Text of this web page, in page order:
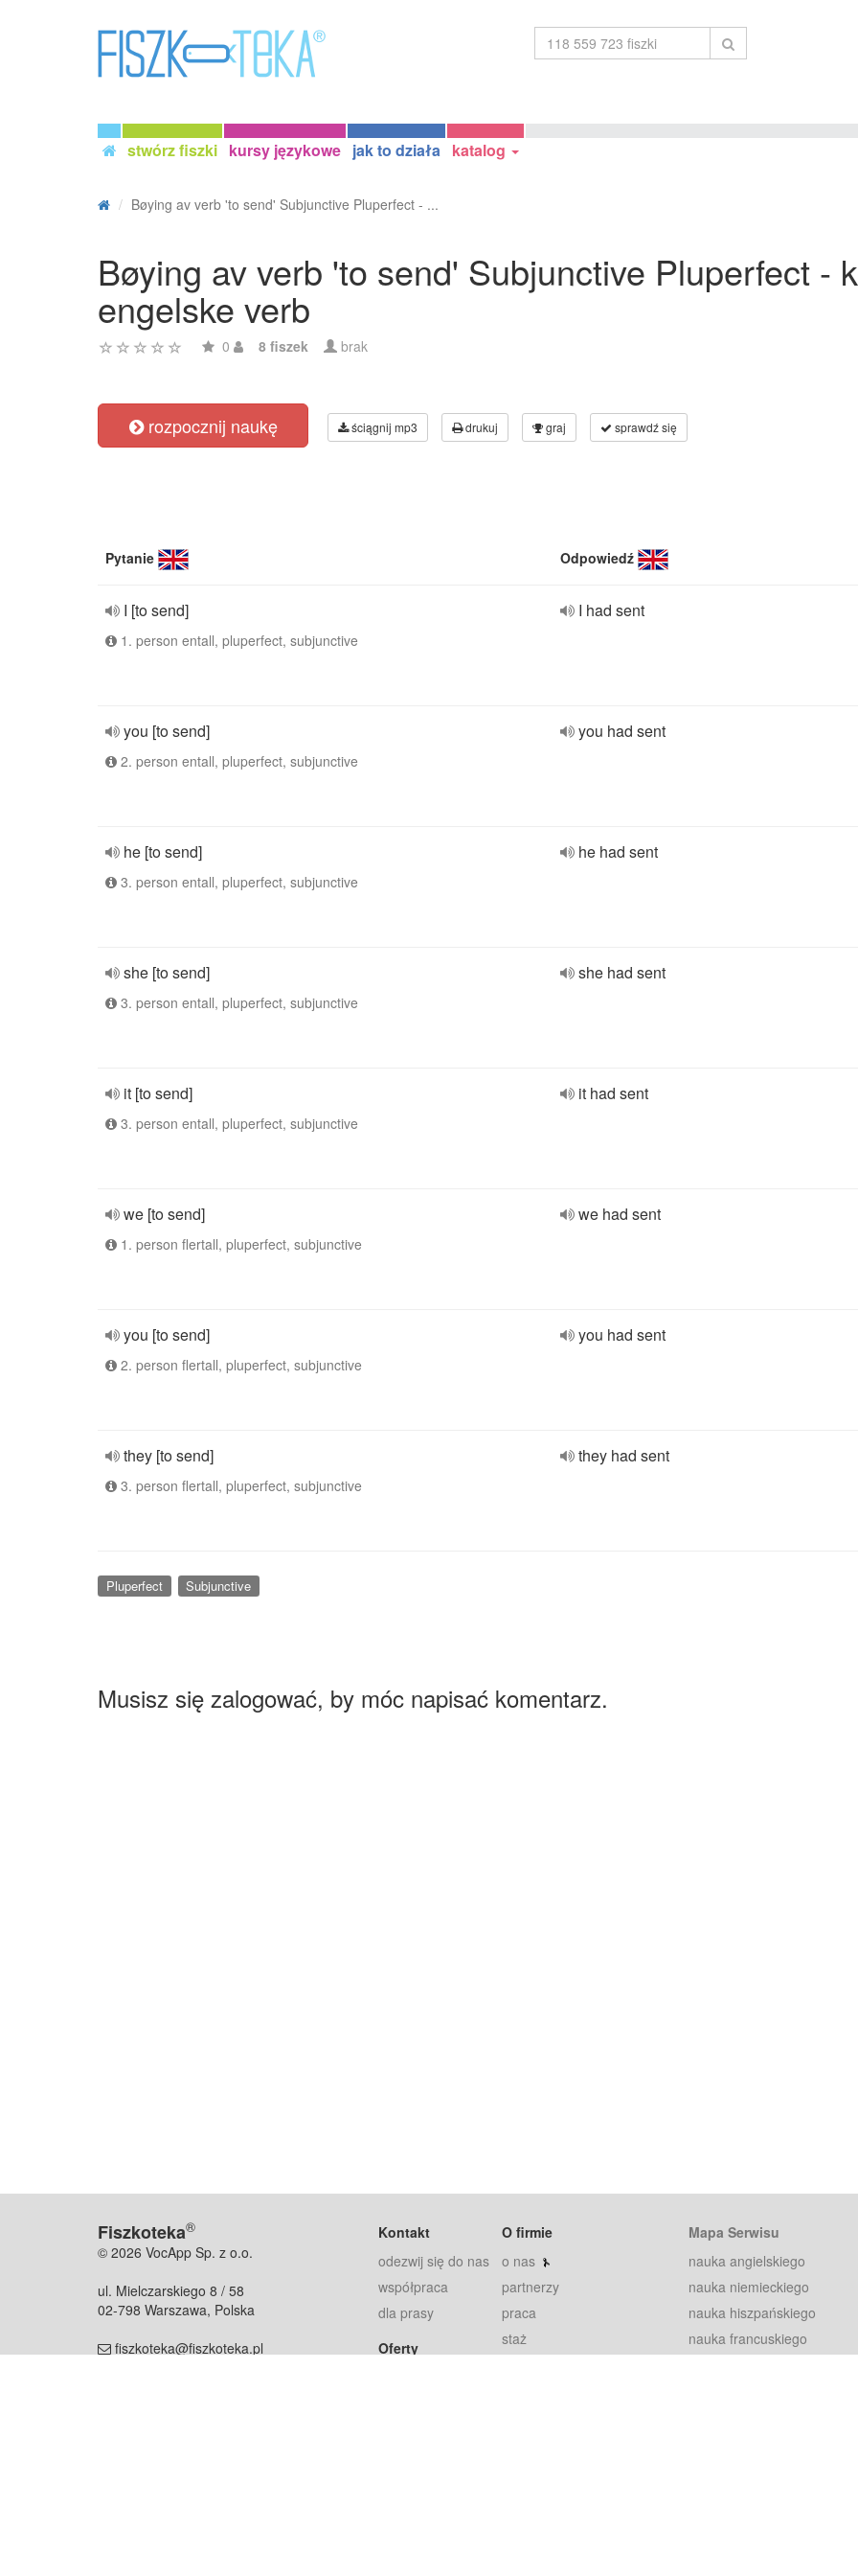
stwórz fiszki kursy językowe jak to działa katalog
Bøying av verb 'to send' Subjunctive Pluperfect - ...
Bøying av verb 'to send' Subjunctive Pluperfect -
engelske verb
0 8 fiszek brak
rozpocznij naukę ściągnij mp3 drukuj graj sprawdź się
Pytanie Odpowiedź
I [to send]
1. person entall, pluperfect, subjunctive
I had sent
you [to send]
2. person entall, pluperfect, subjunctive
you had sent
he [to send]
3. person entall, pluperfect, subjunctive
he had sent
she [to send]
3. person entall, pluperfect, subjunctive
she had sent
it [to send]
3. person entall, pluperfect, subjunctive
it had sent
we [to send]
1. person flertall, pluperfect, subjunctive
we had sent
you [to send]
2. person flertall, pluperfect, subjunctive
you had sent
they [to send]
3. person flertall, pluperfect, subjunctive
they had sent
Pluperfect Subjunctive
Musisz się zalogować, by móc napisać komentarz.
Fiszkoteka®
© 2026 VocApp Sp. z o.o.
ul. Mielczarskiego 8 / 58
02-798 Warszawa, Polska
fiszkoteka@fiszkoteka.pl
Kontakt
odezwij się do nas
współpraca
dla prasy
Oferty
O firmie
o nas
partnerzy
praca
staż
Mapa Serwisu
nauka angielskiego
nauka niemieckiego
nauka hiszpańskiego
nauka francuskiego